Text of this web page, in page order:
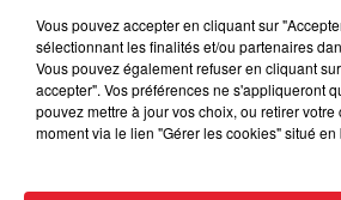
Bouches-du-
de deux militaires
Vous pouvez accepter en cliquant sur
sélectionnant les finalités et/ou partenaires
Vous pouvez également refuser en cliquant
accepter". Vos préférences ne s'appliqueront
pouvez mettre à jour vos choix, ou retirer
moment via le lien "Gérer les cookies" situé